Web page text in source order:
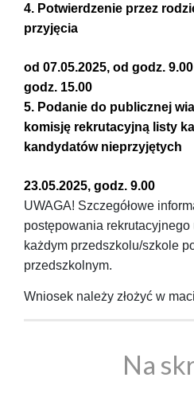
4. Potwierdzenie przez
przyjęcia
od 07.05.2025, od godz.
godz. 15.00
5. Podanie do publicznej
komisję rekrutacyjną listy
kandydatów
23.05.2025, godz. 9.00
UWAGA! Szczegółowe
postępowania
każdym przedszkolu/szkole
przedszkolnym.
Wniosek należy złożyć w
Na